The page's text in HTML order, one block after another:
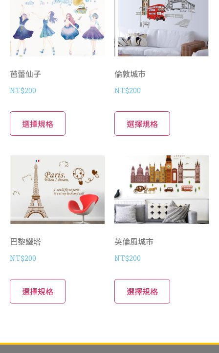
芭蕾仙子
NT$200
選擇規格
倫敦城市
NT$200
選擇規格
巴黎鐵塔
NT$200
選擇規格
英倫風城市
NT$200
選擇規格